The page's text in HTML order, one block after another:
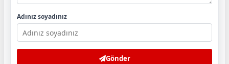
Adınız soyadınız
Gönder